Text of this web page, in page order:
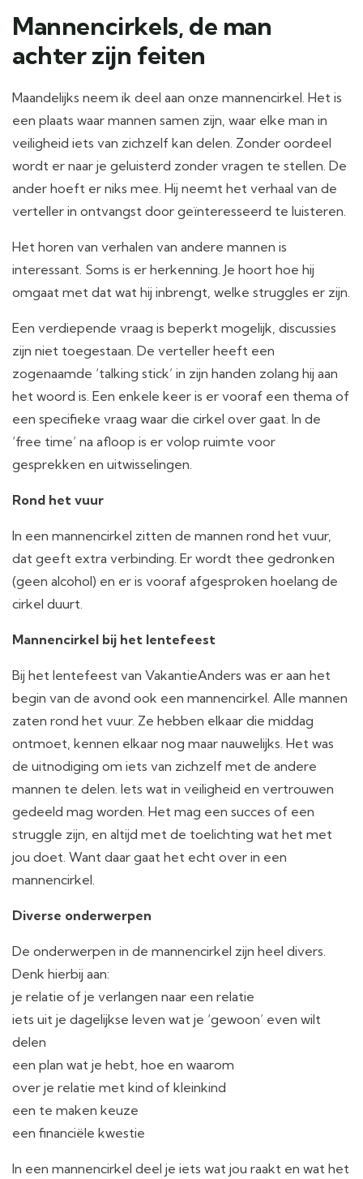
Mannencirkels, de man
achter zijn feiten
Maandelijks neem ik deel aan onze mannencirkel. Het is
een plaats waar mannen samen zijn, waar elke man in
veiligheid iets van zichzelf kan delen. Zonder oordeel
wordt er naar je geluisterd zonder vragen te stellen. De
ander hoeft er niks mee. Hij neemt het verhaal van de
verteller in ontvangst door geïnteresseerd te luisteren.
Het horen van verhalen van andere mannen is
interessant. Soms is er herkenning. Je hoort hoe hij
omgaat met dat wat hij inbrengt, welke struggles er zijn.
Een verdiepende vraag is beperkt mogelijk, discussies
zijn niet toegestaan. De verteller heeft een
zogenaamde ‘talking stick’ in zijn handen zolang hij aan
het woord is. Een enkele keer is er vooraf een thema of
een specifieke vraag waar die cirkel over gaat. In de
‘free time’ na afloop is er volop ruimte voor
gesprekken en uitwisselingen.
Rond het vuur
In een mannencirkel zitten de mannen rond het vuur,
dat geeft extra verbinding. Er wordt thee gedronken
(geen alcohol) en er is vooraf afgesproken hoelang de
cirkel duurt.
Mannencirkel bij het lentefeest
Bij het lentefeest van VakantieAnders was er aan het
begin van de avond ook een mannencirkel. Alle mannen
zaten rond het vuur. Ze hebben elkaar die middag
ontmoet, kennen elkaar nog maar nauwelijks. Het was
de uitnodiging om iets van zichzelf met de andere
mannen te delen. Iets wat in veiligheid en vertrouwen
gedeeld mag worden. Het mag een succes of een
struggle zijn, en altijd met de toelichting wat het met
jou doet. Want daar gaat het echt over in een
mannencirkel.
Diverse onderwerpen
De onderwerpen in de mannencirkel zijn heel divers.
Denk hierbij aan:
je relatie of je verlangen naar een relatie
iets uit je dagelijkse leven wat je ‘gewoon’ even wilt
delen
een plan wat je hebt, hoe en waarom
over je relatie met kind of kleinkind
een te maken keuze
een financiële kwestie
In een mannencirkel deel je iets wat jou raakt en wat het